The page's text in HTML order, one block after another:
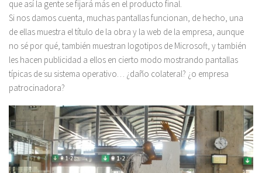
que así la gente se fijará más en el producto final.
Si nos damos cuenta, muchas pantallas funcionan, de hecho, una
de ellas muestra el título de la obra y la web de la empresa, aunque
no sé por qué, también muestran logotipos de Microsoft, y también
les hacen publicidad a ellos en cierto modo mostrando pantallas
típicas de su sistema operativo… ¿daño colateral? ¿o empresa
patrocinadora?